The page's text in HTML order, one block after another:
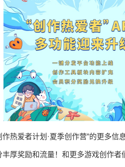
热爱者计划·夏季创作营”的更多
厚奖励和流量！和更多游戏创作者